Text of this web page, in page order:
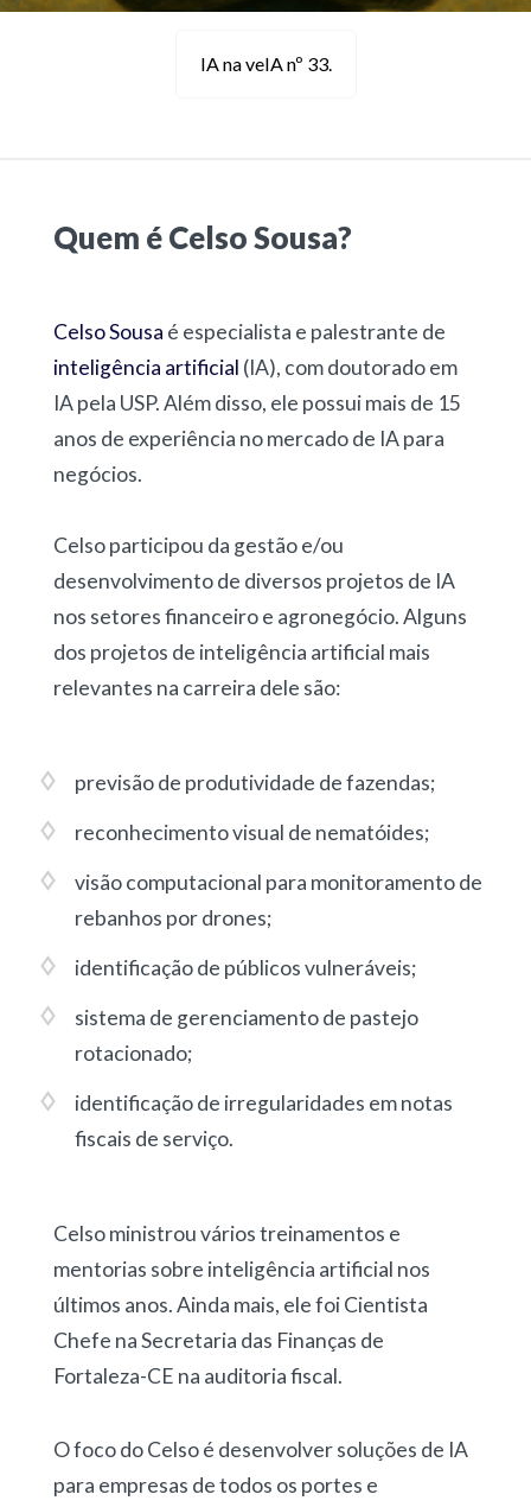
IA na veIA nº 33.
Quem é Celso Sousa?
Celso Sousa é especialista e palestrante de
inteligência artificial (IA), com doutorado em
IA pela USP. Além disso, ele possui mais de 15
anos de experiência no mercado de IA para
negócios.
Celso participou da gestão e/ou
desenvolvimento de diversos projetos de IA
nos setores financeiro e agronegócio. Alguns
dos projetos de inteligência artificial mais
relevantes na carreira dele são:
previsão de produtividade de fazendas;
reconhecimento visual de nematóides;
visão computacional para monitoramento de
rebanhos por drones;
identificação de públicos vulneráveis;
sistema de gerenciamento de pastejo
rotacionado;
identificação de irregularidades em notas
fiscais de serviço.
Celso ministrou vários treinamentos e
mentorias sobre inteligência artificial nos
últimos anos. Ainda mais, ele foi Cientista
Chefe na Secretaria das Finanças de
Fortaleza-CE na auditoria fiscal.
O foco do Celso é desenvolver soluções de IA
para empresas de todos os portes e